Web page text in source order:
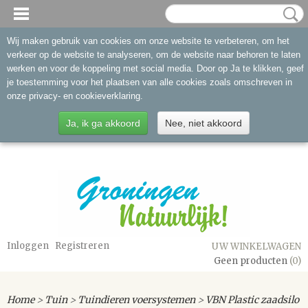
Inloggen Registreren
UW WINKELWAGEN
Geen producten (0)
Home> Tuin> Tuindieren voersystemen> VBN Plastic zaadsilo
Wij maken gebruik van cookies om onze website te verbeteren, om het
verkeer op de website te analyseren, om de website naar behoren te laten
werken en voor de koppeling met social media. Door op Ja te klikken, geef
je toestemming voor het plaatsen van alle cookies zoals omschreven in
onze privacy- en cookieverklaring.
Ja, ik ga akkoord Nee, niet akkoord